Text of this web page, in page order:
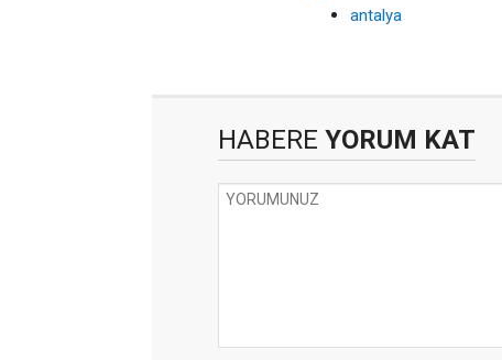
antalya
HABERE YORUM KAT